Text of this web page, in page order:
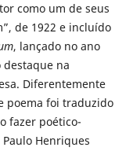
como um de seus
de 1922 e incluído
, lançado no ano
na
Diferentemente
poema foi traduzido
fazer poético-
Henriques